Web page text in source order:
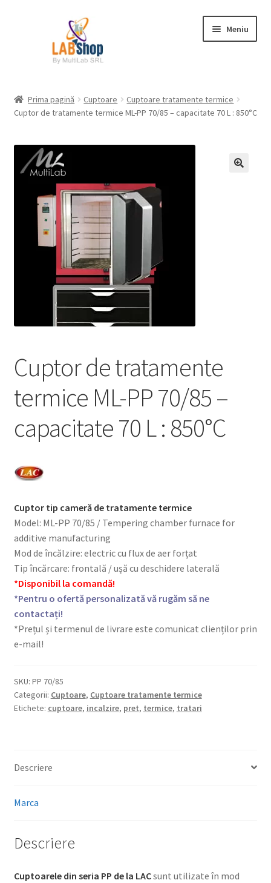
Meniu
Contul meu
Coș
Plată
Request a Quote
Condiții generale
Prima pagină Cuptoare
Cuptoare tratamente termice
Cuptor de tratamente termice ML-PP 70/85 – capacitate 70 L : 850°C
Cuptor de tratamente
termice ML-PP 70/85 –
capacitate 70 L : 850°C
Cuptor tip cameră de tratamente termice
Model: ML-PP 70/85 / Tempering chamber furnace for
additive manufacturing
Mod de încălzire: electric cu flux de aer forțat
Tip încărcare: frontală / ușă cu deschidere laterală
*Disponibil la comandă!
*Pentru o ofertă personalizată vă rugăm să ne
contactați!
*Prețul și termenul de livrare este comunicat clienților prin
e-mail!
SKU: PP 70/85
Categorii: Cuptoare, Cuptoare tratamente termice
Etichete: cuptoare, incalzire, pret, termice, tratari
Descriere
Marca
Descriere
Cuptoarele din seria PP de la LACsunt utilizate în mod